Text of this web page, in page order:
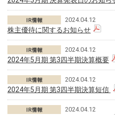
2024.04.12
株主優待に関するお知らせ
2024.04.12
2024年5月期 第3四半期決算概要
2024.04.12
2024年5月期 第3四半期決算短信
2024.04.12